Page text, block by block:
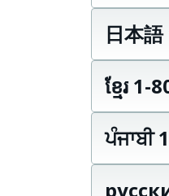
日本
ខ្មែរ
ਪੰਜਾਬੀ